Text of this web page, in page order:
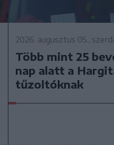
2026. augusztus 05.,
Több mint 25
nap alatt a
tűzoltóknak